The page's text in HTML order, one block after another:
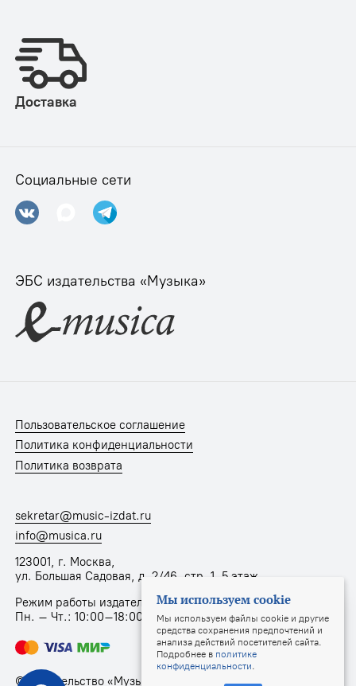
Доставка
Социальные сети
ЭБС издательства «Музыка»
Пользовательское соглашение
Политика конфиденциальности
Политика возврата
sekretar@music-izdat.ru
info@musica.ru
123001, г. Москва,
ул. Большая Садовая, д. 2/46, стр. 1, 5 этаж
Режим работы издательства:
Пн. – Чт.: 10:00–18:00, Пт.: 10:00–17:00
© Издательство «Музыка», 2025
Мы используем cookie
Мы используем файлы cookie и другие
средства сохранения предпочтений и
анализа действий посетителей сайта.
Подробнее в политике
конфиденциальности.